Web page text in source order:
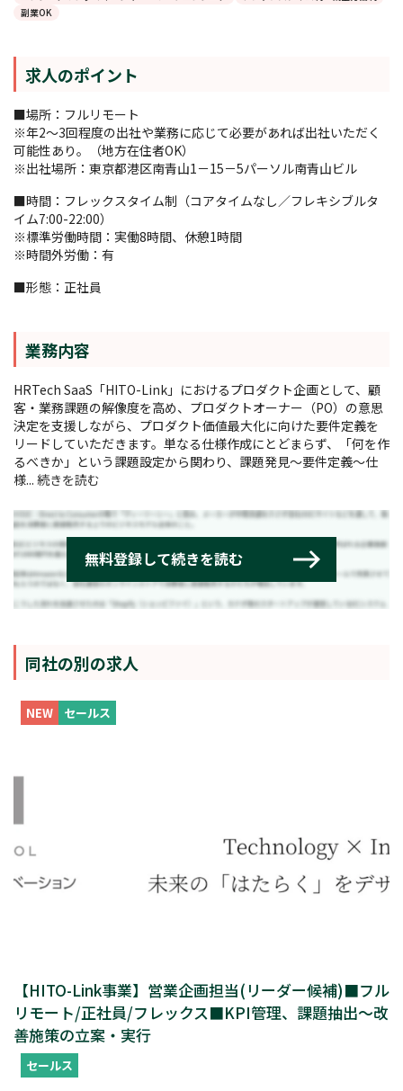
副業OK
求人のポイント
■場所：フルリモート
※年2～3回程度の出社や業務に応じて必要があれば出社いただく
可能性あり。（地方在住者OK）
※出社場所：東京都港区南青山1－15－5パーソル南青山ビル
■時間：フレックスタイム制（コアタイムなし／フレキシブルタ
イム7:00-22:00）
※標準労働時間：実働8時間、休憩1時間
※時間外労働：有
■形態：正社員
業務内容
HRTech SaaS「HITO-Link」におけるプロダクト企画として、顧
客・業務課題の解像度を高め、プロダクトオーナー（PO）の意思
決定を支援しながら、プロダクト価値最大化に向けた要件定義を
リードしていただきます。単なる仕様作成にとどまらず、「何を作
るべきか」という課題設定から関わり、課題発見〜要件定義〜仕
様... 続きを読む
同社の別の求人
NEW セールス
【HITO-Link事業】営業企画担当(リーダー候補)■フル
リモート/正社員/フレックス■KPI管理、課題抽出～改
善施策の立案・実行
セールス